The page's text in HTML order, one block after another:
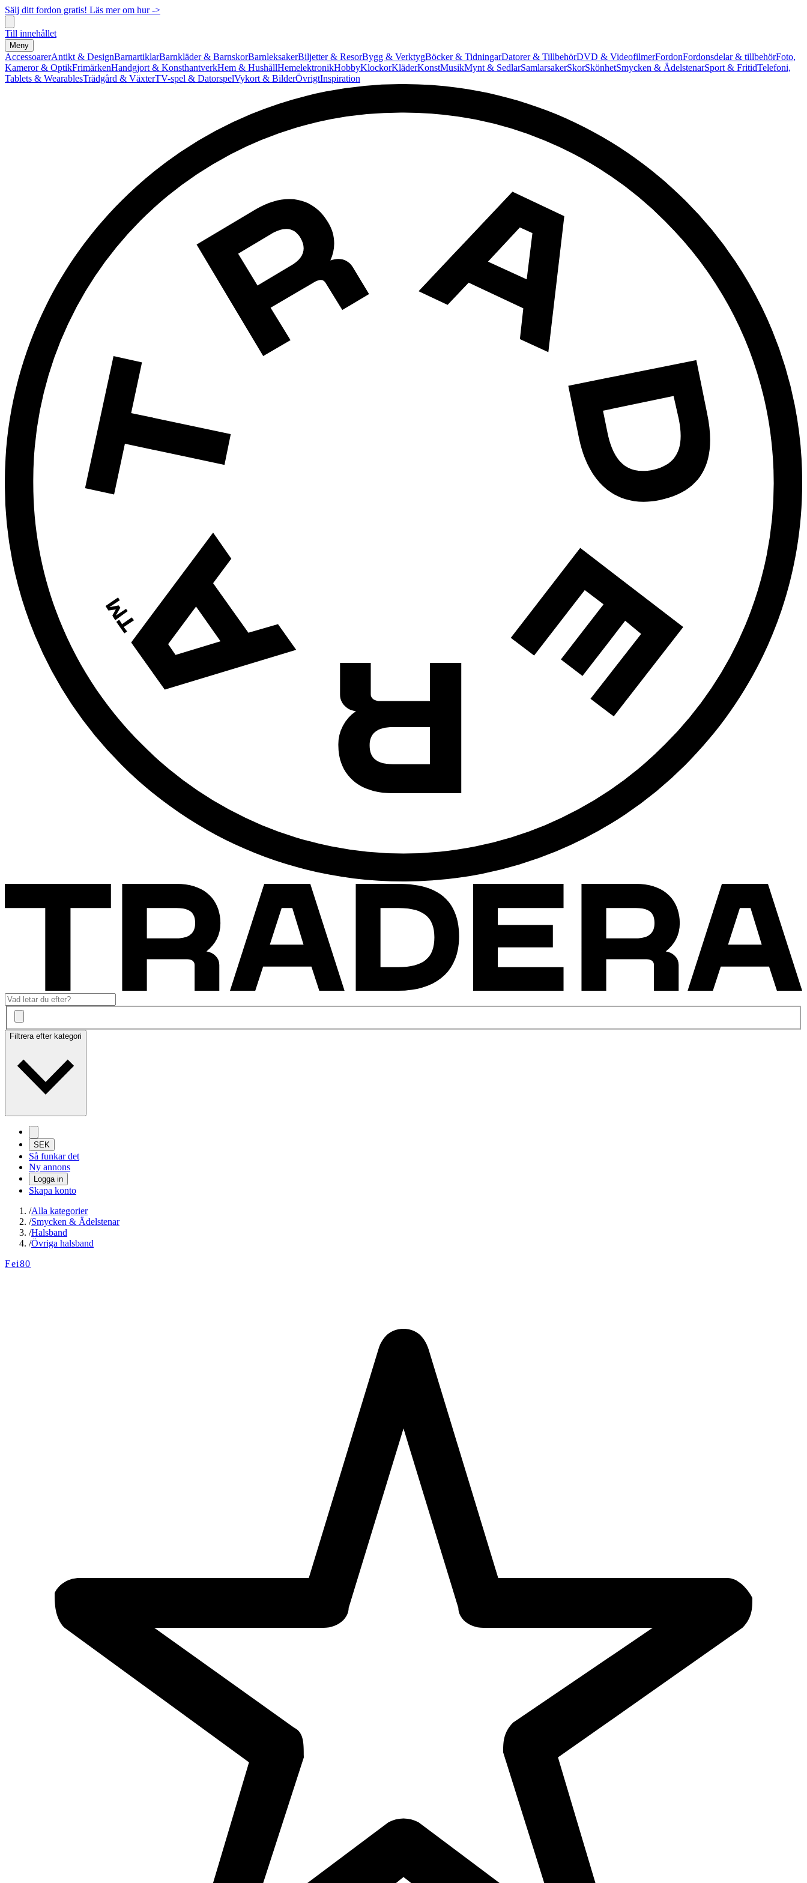
Sälj ditt fordon gratis! Läs mer om hur ->
Till innehållet
Meny
AccessoarerAntikt & DesignBarnartiklarBarnkläder & BarnskorBarnleksakerBiljetter & ResorBygg & VerktygBöcker & TidningarDatorer & TillbehörDVD & VideofilmerFordonFordonsdelar & tillbehörFoto,
Kameror & OptikFrimärkenHandgjort & KonsthantverkHem & HushållHemelektronikHobbyKlockorKläderKonstMusikMynt & SedlarSamlarsakerSkorSkönhetSmycken & ÄdelstenarSport & FritidTelefoni,
Tablets & WearablesTrädgård & VäxterTV-spel & DatorspelVykort & BilderÖvrigtInspiration
Filtrera efter kategori
SEK
Så funkar det
Ny annons
Logga in
Skapa konto
/Alla kategorier
/Smycken & Ädelstenar
/Halsband
/Övriga halsband
Fei80